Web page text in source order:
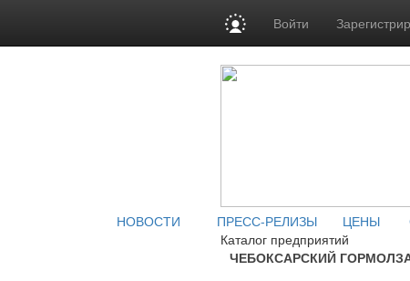
Войти
НОВОСТИ ПРЕСС-РЕЛИЗЫ ЦЕНЫ
Каталог предприятий
ЧЕБОКСАРСКИЙ